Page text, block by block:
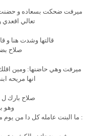
ميرفت ضحكت بسعاده و حضنت
تعالي اقعدي
قالتها وشدت هنا و
صلاح
ميرفت وهي حاضنها: ومين
انها مريحه
صلاح بارك ل
وهو
: ما البنت عامله كل دا من